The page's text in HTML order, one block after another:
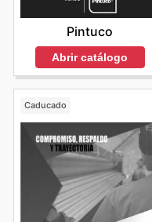
Pintuco
Abrir catálogo
Caducado